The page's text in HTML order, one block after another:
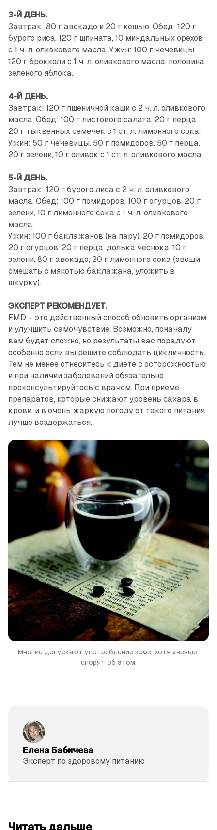
3-Й ДЕНЬ.
Завтрак: 80 г авокадо и 20 г кешью. Обед: 120 г
бурого риса, 120 г шпината, 10 миндальных орехов
с 1 ч. л. оливкового масла. Ужин: 100 г чечевицы,
120 г брокколи с 1 ч. л. оливкового масла, половина
зеленого яблока.
4-Й ДЕНЬ.
Завтрак: 120 г пшеничной каши с 2 ч. л. оливкового
масла. Обед: 100 г листового салата, 20 г перца,
20 г тыквенных семечек с 1 ст. л. лимонного сока.
Ужин: 50 г чечевицы, 50 г помидоров, 50 г перца,
20 г зелени, 10 г оливок с 1 ст. л. оливкового масла.
5-Й ДЕНЬ.
Завтрак: 120 г бурого лиса с 2 ч. л. оливкового
масла. Обед: 100 г помидоров, 100 г огурцов, 20 г
зелени, 10 г лимонного сока с 1 ч. л. оливкового
масла.
Ужин: 100 г баклажанов (на пару), 20 г помидоров,
20 г огурцов, 20 г перца, долька чеснока, 10 г
зелени, 80 г авокадо, 20 г лимонного сока (овощи
смешать с мякотью баклажана, уложить в
шкурку).
ЭКСПЕРТ РЕКОМЕНДУЕТ.
FMD – это действенный способ обновить организм
и улучшить самочувствие. Возможно, поначалу
вам будет сложно, но результаты вас порадуют,
особенно если вы решите соблюдать цикличность.
Тем не менее отнеситесь к диете с осторожностью
и при наличии заболеваний обязательно
проконсультируйтесь с врачом. При приеме
препаратов, которые снижают уровень сахара в
крови, и в очень жаркую погоду от такого питания
лучше воздержаться.
Многие допускают употребление кофе, хотя ученые
спорят об этом.
Елена Бабичева
Эксперт по здоровому питанию
Читать дальше